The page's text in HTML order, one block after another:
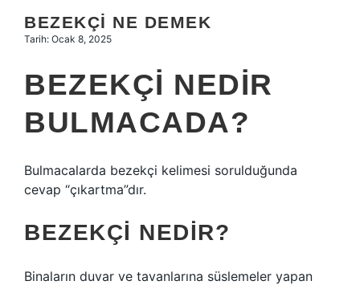
Hakkımızda
BEZEKÇI NE DEMEK
Tarih: Ocak 8, 2025
BEZEKÇI NEDIR
BULMACADA?
Bulmacalarda bezekçi kelimesi sorulduğunda
cevap “çıkartma”dır.
BEZEKÇI NEDIR?
Binaların duvar ve tavanlarına süslemeler yapan